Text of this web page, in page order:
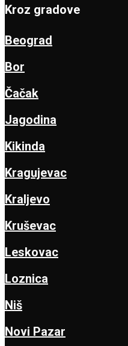
Kroz gradove
Beograd
Bor
Čačak
Jagodina
Kikinda
Kragujevac
Kraljevo
Kruševac
Leskovac
Loznica
Niš
Novi Pazar